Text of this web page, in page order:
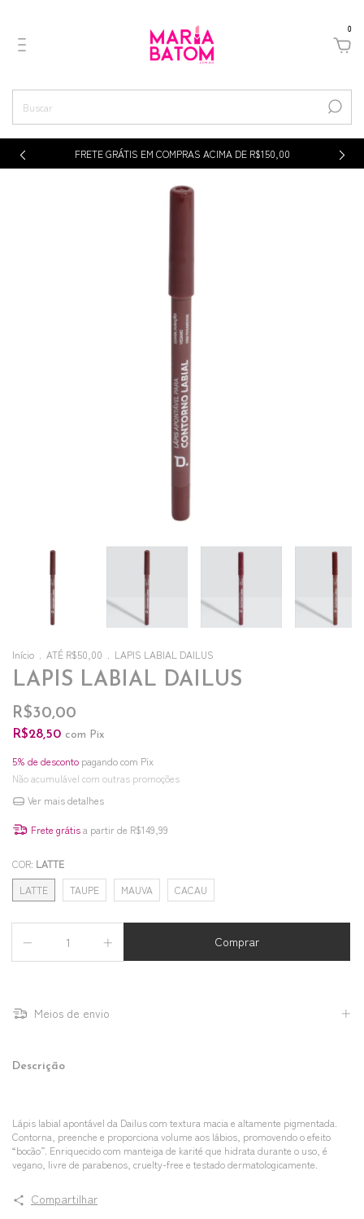
0
FRETE GRÁTIS EM COMPRAS ACIMA DE R$150,00
Início ATÉ R$50,00 LAPIS LABIAL DAILUS
LAPIS LABIAL DAILUS
R$30,00
R$28,50 com Pix
5% de desconto pagando com Pix
Não acumulável com outras promoções
Ver mais detalhes
Frete grátisa partir de R$149,99
COR: LATTE
LATTE
TAUPE MAUVA CACAU
Meios de envio
Descrição
Lápis labial apontável da Dailus com textura macia e altamente pigmentada.
Contorna, preenche e proporciona volume aos lábios, promovendo o efeito
“bocão”. Enriquecido com manteiga de karité que hidrata durante o uso, é
vegano, livre de parabenos, cruelty-free e testado dermatologicamente.
Compartilhar